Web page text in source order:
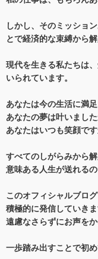
しかし、そのミッショ
とで経済的な束縛から
現代を生きる私たちは
いられています。
あなたは今の生活に満
あなたの夢は叶いました
あなたはいつも笑顔です
すべてのしがらみから
意味ある人生が送れるの
このオフィシャルブロ
積極的に発信していき
遠慮なさらずにお声を
一歩踏み出すことで初